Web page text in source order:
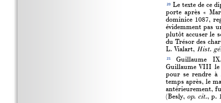
20Le texte de ce
porte après «
dominice 1087,
évidemment pas
plutôt accuser le
du Trésor des
L. Vialart, Hist.
21Guillaume IX,
Guillaume VIII le
pour se rendre à
temps après, le
antérieurement,
(Besly, op. cit., p.